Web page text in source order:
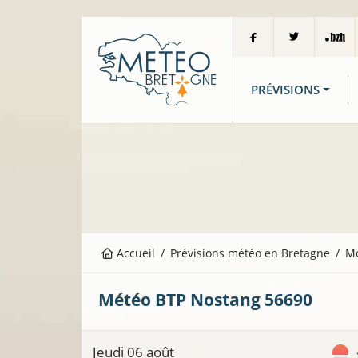
PRÉVISIONS
Accueil Prévisions météo en Bretagne
Météo BTP Nostang 56690
Jeudi 06 août